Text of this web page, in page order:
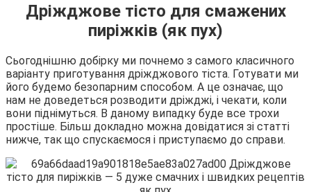
Дріжджове тісто для смажених
пиріжків (як пух)
Сьогоднішню добірку ми почнемо з самого класичного
варіанту приготування дріжджового тіста. Готувати ми
його будемо безопарним способом. А це означає, що
нам не доведеться розводити дріжджі, і чекати, коли
вони піднімуться. В даному випадку буде все трохи
простіше. Більш докладно можна довідатися зі статті
нижче, так що спускаємося і приступаємо до справи.